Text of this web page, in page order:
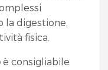
la digestione,
fisica.
è consigliabile